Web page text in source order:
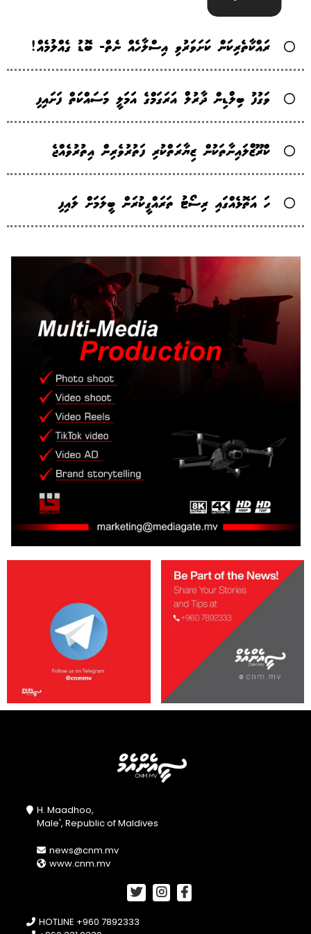
ރައްކާތެރިކަން ކަށަވަރުވި އިސްލާހެއް ނެތް- ބޮޑު ގެއްލުމެއް!
ވަގުފު ބިލްޑިން ދާރުލް އަރަގަމްގެ އަމަލީ މަސައްކަތް ފަށައިފި
ކްރޫޒްލައިނާތަކުން ޒިޔާރަތްކުރި ފަތުރުވެރިން އިތުރުވެއްޖެ
ހަ އަތޮޅެއްގައި ރިސޯޓު ތަރައްގީކުރަން ބީލަމަށް ލައިފި
H. Maadhoo,
Male', Republic of Maldives
news@cnm.mv
www.cnm.mv
HOTLINE +960 7892333